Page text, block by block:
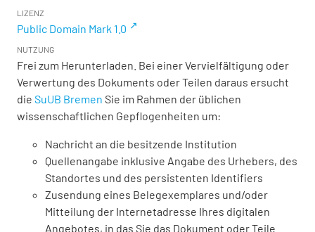
LIZENZ
Public Domain Mark 1.0
NUTZUNG
Frei zum Herunterladen. Bei einer Vervielfältigung oder
Verwertung des Dokuments oder Teilen daraus ersucht
die SuUB Bremen Sie im Rahmen der üblichen
wissenschaftlichen Gepflogenheiten um:
Nachricht an die besitzende Institution
Quellenangabe inklusive Angabe des Urhebers, des
Standortes und des persistenten Identifiers
Zusendung eines Belegexemplares und/oder
Mitteilung der Internetadresse Ihres digitalen
Angebotes, in das Sie das Dokument oder Teile